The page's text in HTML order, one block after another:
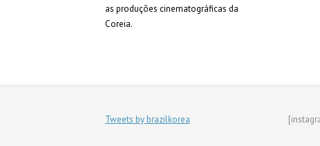
as produções cinematográficas da
Coreia.
Tweets by brazilkorea